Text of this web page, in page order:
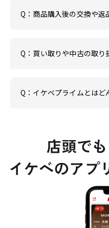
Q：商品購入後の交換や返
Q：買い取りや中古の取り
Q：イケベプライムとはど